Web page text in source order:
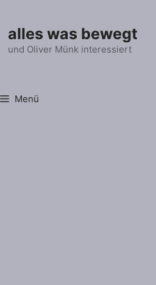
alles was bewegt
und Oliver Münk interessiert
Menü